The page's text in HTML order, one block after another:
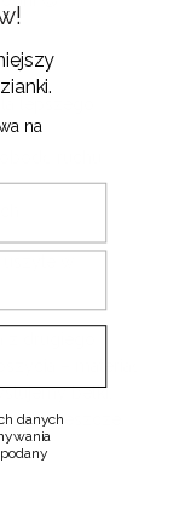
lepszego
ruchu
– materiał
belki,
sobie jeszcze
na
danych